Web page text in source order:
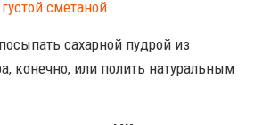
сахарной пудрой из
конечно, или полить натуральным